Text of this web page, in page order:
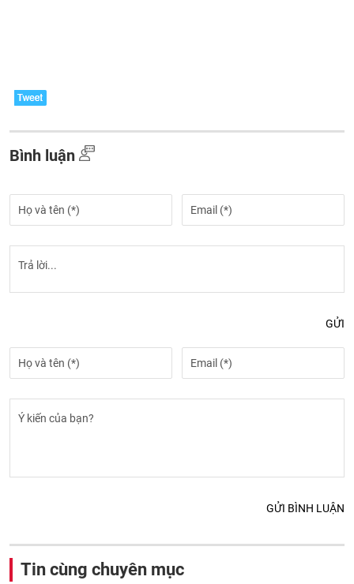
Bình luận
GỬI
GỬI BÌNH LUẬN
Tin cùng chuyên mục